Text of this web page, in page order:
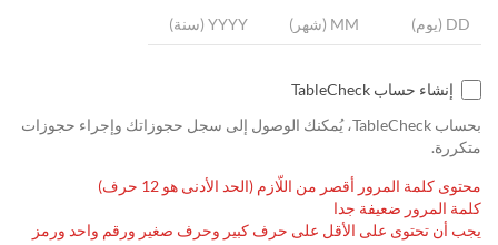
إنشاء حساب TableCheck
بحساب TableCheck، يُمكنك الوصول إلى سجل حجوزاتك وإجراء حجوزات
متكررة.
محتوى كلمة المرور أقصر من اللّازم (الحد الأدنى هو 12 حرف)
كلمة المرور ضعيفة جدا
يجب أن تحتوى على الأقل على حرف كبير وحرف صغير ورقم واحد ورمز